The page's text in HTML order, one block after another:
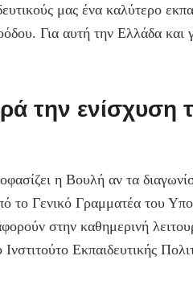
μας ένα καλύτερο
Για αυτή την Ελλάδα και
την ενίσχυση
η Βουλή αν τα
το Γενικό Γραμματέα του
στην καθημερινή
Εκπαιδευτικής